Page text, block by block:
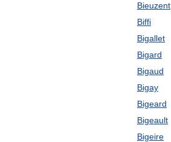
Bieuzent
Biffi
Bigallet
Bigard
Bigaud
Bigay
Bigeard
Bigeault
Bigeire